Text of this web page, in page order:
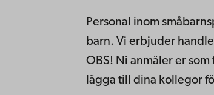
Personal inom
barn. Vi erbjuder
OBS! Ni anmäler er
lägga till dina kollegor